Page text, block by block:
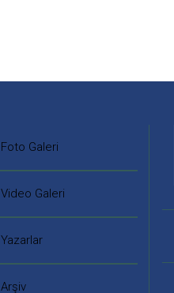
Foto Galeri
Video Galeri
Yazarlar
Arşiv